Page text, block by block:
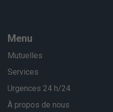
Menu
Mutuelles
Services
Urgences 24 h/24
À propos de nous